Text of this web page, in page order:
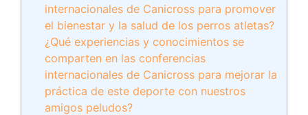
internacionales de Canicross para promover
el bienestar y la salud de los perros atletas?
¿Qué experiencias y conocimientos se
comparten en las conferencias
internacionales de Canicross para mejorar la
práctica de este deporte con nuestros
amigos peludos?